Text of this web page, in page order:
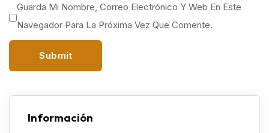
Guarda Mi Nombre, Correo Electrónico Y Web En Este
Navegador Para La Próxima Vez Que Comente.
Información